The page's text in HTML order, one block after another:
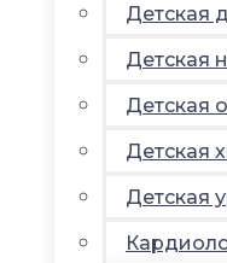
Детская
Детская
Детская
Детская
Детская